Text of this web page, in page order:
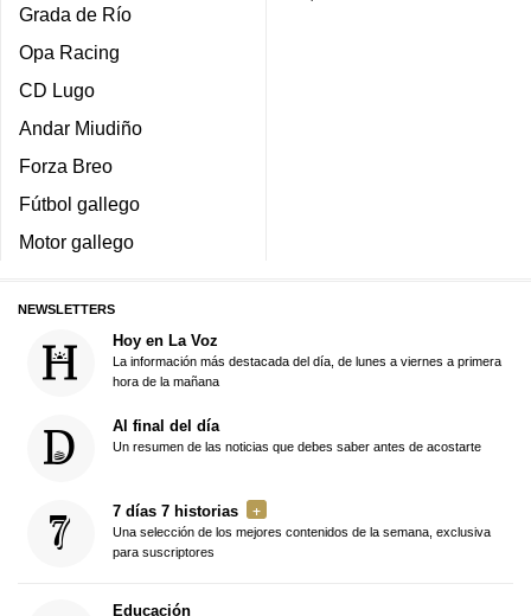
Grada de Río
Opa Racing
CD Lugo
Andar Miudiño
Forza Breo
Fútbol gallego
Motor gallego
NEWSLETTERS
Hoy en La Voz
La información más destacada del día, de lunes a viernes a primera
hora de la mañana
Al final del día
Un resumen de las noticias que debes saber antes de acostarte
7 días 7 historias
Una selección de los mejores contenidos de la semana, exclusiva
para suscriptores
Educación